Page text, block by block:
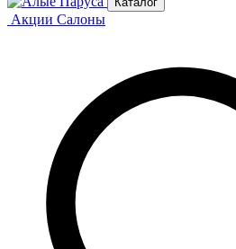
Акции Салоны